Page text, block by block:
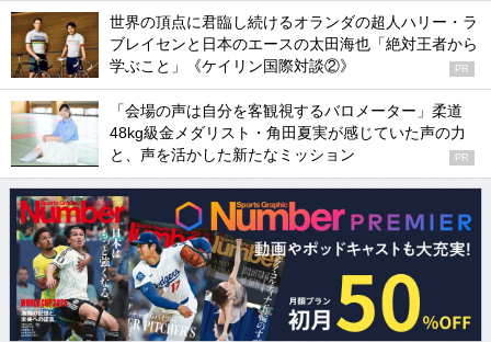
世界の頂点に君臨し続けるオランダの超人ハリー・ラ
ブレイセンと日本のエースの太田海也「絶対王者から
学ぶこと」《ケイリン国際対談②》
PR
「会場の声は自分を客観視するバロメーター」柔道
48kg級金メダリスト・角田夏実が感じていた声の力
と、声を活かした新たなミッション
PR